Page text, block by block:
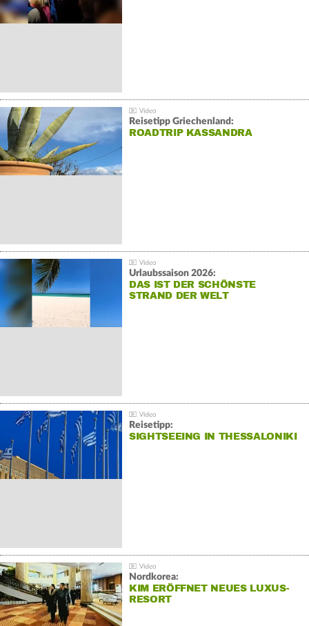
Reisetipp Griechenland:
ROADTRIP KASSANDRA
Urlaubssaison 2026:
DAS IST DER SCHÖNSTE
STRAND DER WELT
Reisetipp:
SIGHTSEEING IN THESSALONIKI
Nordkorea:
KIM ERÖFFNET NEUES LUXUS-
RESORT